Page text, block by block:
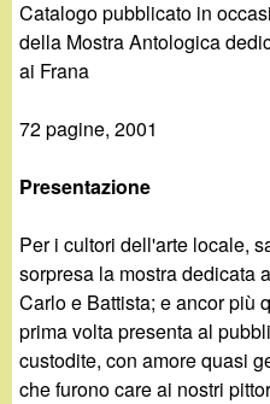
n
d
i
n
o
.
i
r
Catalogo pubblicato in
della Mostra Antologica
ai Frana
72 pagine, 2001
Presentazione
Per i cultori dell'arte locale,
sorpresa la mostra dedicata
Carlo e Battista; e ancor più
prima volta presenta al
custodite, con amore quasi
che furono care ai nostri